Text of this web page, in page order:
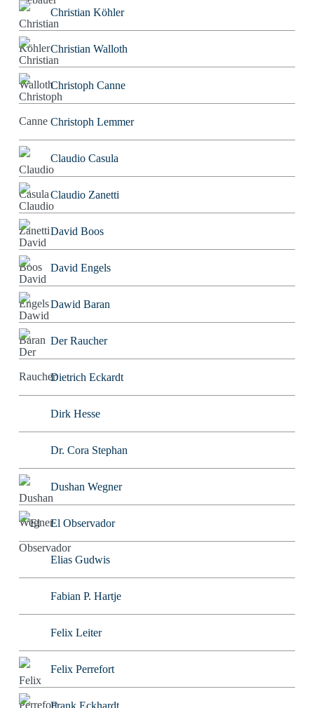
Christian Köhler
Christian Walloth
Christoph Canne
Christoph Lemmer
Claudio Casula
Claudio Zanetti
David Boos
David Engels
Dawid Baran
Der Raucher
Dietrich Eckardt
Dirk Hesse
Dr. Cora Stephan
Dushan Wegner
El Observador
Elias Gudwis
Fabian P. Hartje
Felix Leiter
Felix Perrefort
Frank Eckhardt